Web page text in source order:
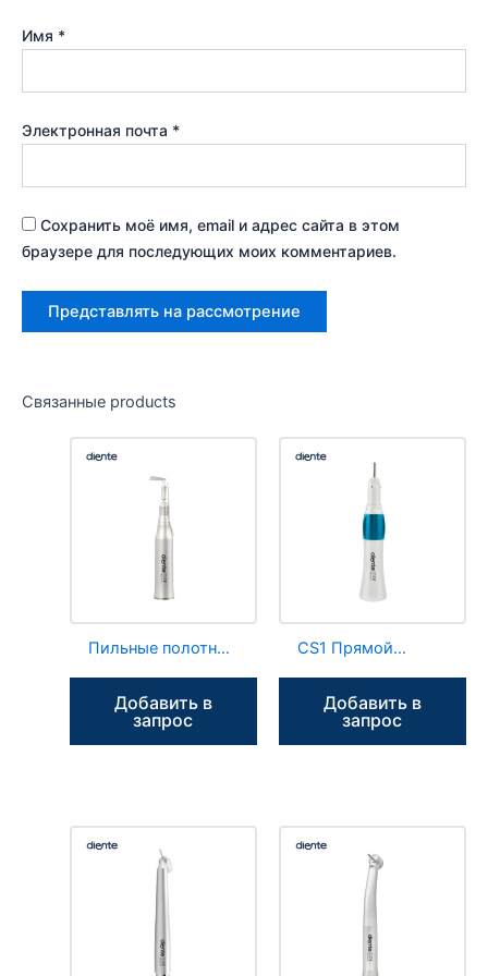
Имя *
Электронная почта *
Сохранить моё имя, email и адрес сайта в этом
браузере для последующих моих комментариев.
Связанные products
Пильные полотна
осциллирующих
пил GS2,
хирургический
Добавить в
запрос
CS1 Прямой
внешнее
распыление воды
Добавить в
запрос